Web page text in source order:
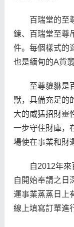
百瑞堂的至
鍊、百瑞堂至尊
件。每個樣式的
也是緬甸的A貨翡
至尊貔貅是
獸，具備充足的
大的威猛招財靈
一步守住財庫，
場使在事業和財
自2012年來
自開始奉請之日
運事業蒸蒸日上
線上填寫訂單進